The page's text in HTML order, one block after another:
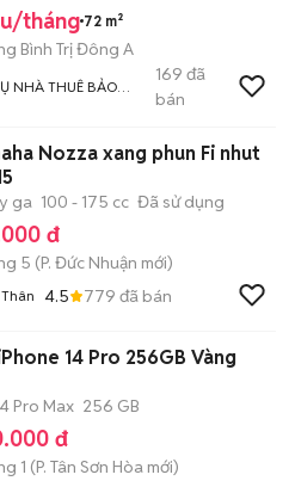
tháng 72 m²
Bình Trị Đông A
NHÀ THUÊ BẢO
169 đã
bán
Nozza xang phun Fi nhut
ga 100 - 175 cc Đã sử dụng
đ
5 (P. Đức Nhuận mới)
4.5 779 đã bán
Apple iPhone 14 Pro 256GB Vàng
Pro Max 256 GB
đ
1 (P. Tân Sơn Hòa mới)